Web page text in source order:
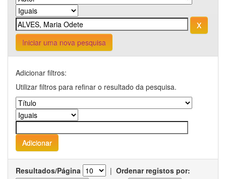
Iniciar uma nova pesquisa
Adicionar filtros:
Utilizar filtros para refinar o resultado da pesquisa.
Resultados/Página | Ordenar registos por: